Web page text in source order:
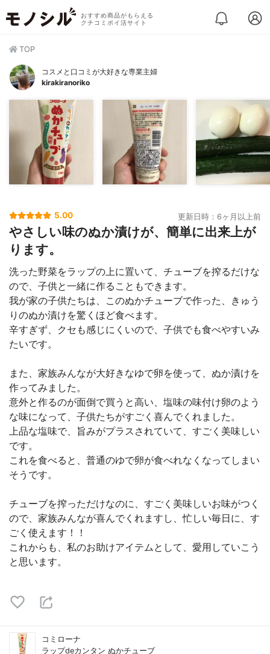
おすすめ商品がもらえる
クチコミポイ活サイト
TOP
コスメと口コミが大好きな専業主婦
kirakiranoriko
5.00 更新日時：6ヶ月以上前
やさしい味のぬか漬けが、簡単に出来上が
ります。
洗った野菜をラップの上に置いて、チューブを搾るだけな
ので、子供と一緒に作ることもできます。
我が家の子供たちは、このぬかチューブで作った、きゅう
りのぬか漬けを驚くほど食べます。
辛すぎず、クセも感じにくいので、子供でも食べやすいみ
たいです。
また、家族みんなが大好きなゆで卵を使って、ぬか漬けを
作ってみました。
意外と作るのが面倒で買うと高い、塩味の味付け卵のよう
な味になって、子供たちがすごく喜んでくれました。
上品な塩味で、旨みがプラスされていて、すごく美味しい
です。
これを食べると、普通のゆで卵が食べれなくなってしまい
そうです。
チューブを搾っただけなのに、すごく美味しいお味がつく
ので、家族みんなが喜んでくれますし、忙しい毎日に、す
ごく使えます！！
これからも、私のお助けアイテムとして、愛用していこう
と思います。
コミローナ
ラップdeカンタン ぬかチューブ